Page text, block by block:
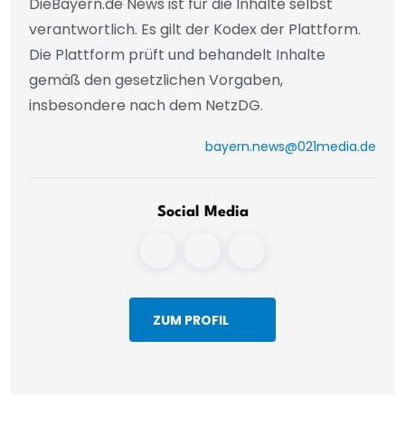
DieBayern.de News ist für die Inhalte selbst
verantwortlich. Es gilt der Kodex der Plattform.
Die Plattform prüft und behandelt Inhalte
gemäß den gesetzlichen Vorgaben,
insbesondere nach dem NetzDG.
bayern.news@021media.de
Social Media
ZUM PROFIL